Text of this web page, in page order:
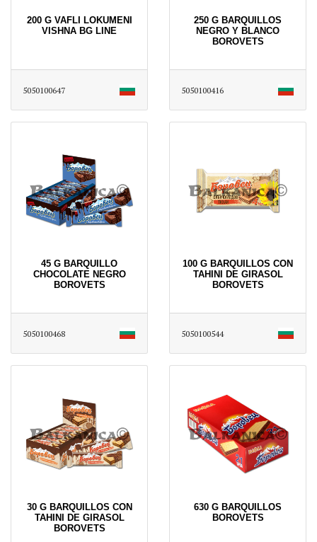
200 G VAFLI LOKUMENI
VISHNA BG LINE
5050100647
250 G BARQUILLOS
NEGRO Y BLANCO
BOROVETS
5050100416
45 G BARQUILLO
CHOCOLATE NEGRO
BOROVETS
5050100468
100 G BARQUILLOS CON
TAHINI DE GIRASOL
BOROVETS
5050100544
30 G BARQUILLOS CON
TAHINI DE GIRASOL
BOROVETS
630 G BARQUILLOS
BOROVETS